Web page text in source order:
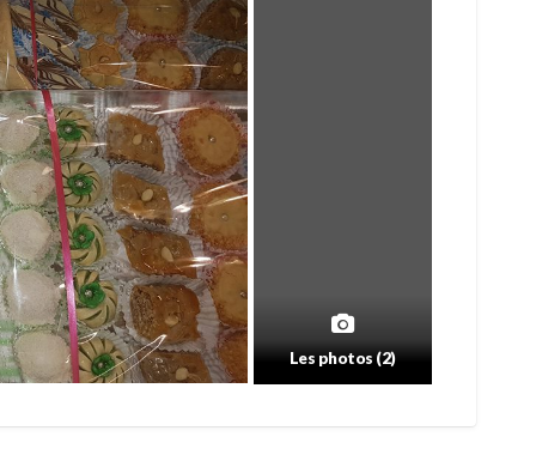
Les photos (2)